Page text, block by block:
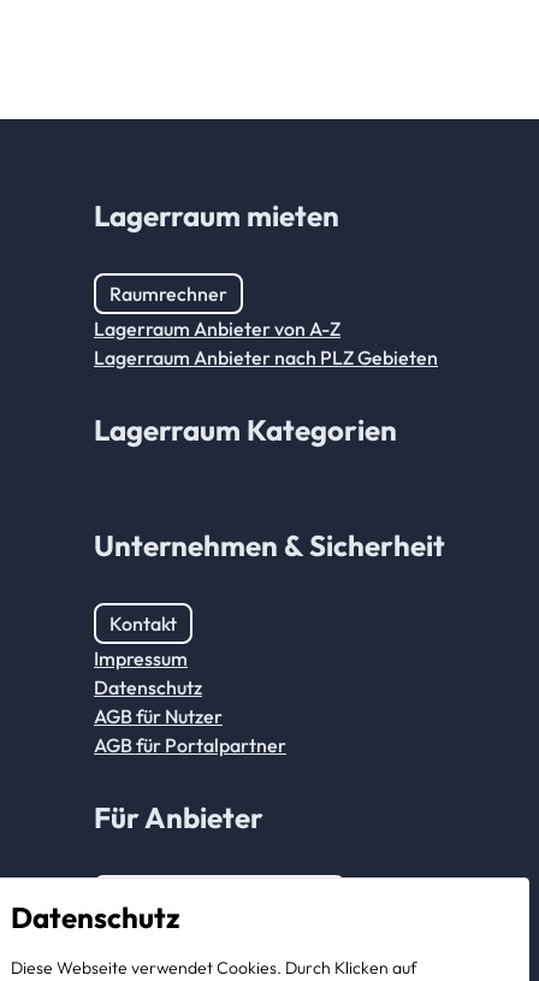
Datenschutz
Diese Webseite verwendet Cookies. Durch Klicken auf
Lagerraum mieten
Raumrechner
Lagerraum Anbieter von A-Z
Lagerraum Anbieter nach PLZ Gebieten
Lagerraum Kategorien
Unternehmen & Sicherheit
Kontakt
Impressum
Datenschutz
AGB für Nutzer
AGB für Portalpartner
Für Anbieter
Als Anbieter registrieren